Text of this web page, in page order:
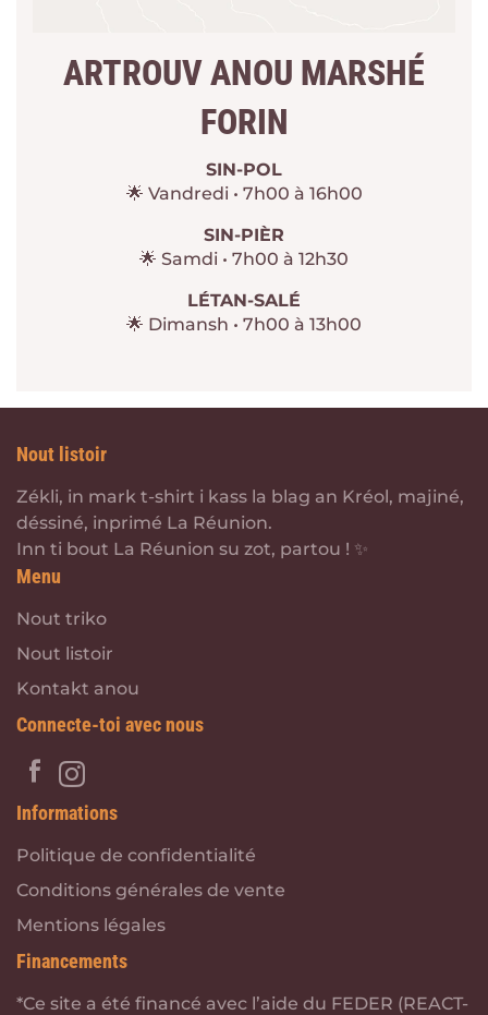
ARTROUV ANOU MARSHÉ
FORIN
SIN-POL
🌟 Vandredi • 7h00 à 16h00
SIN-PIÈR
🌟 Samdi • 7h00 à 12h30
LÉTAN-SALÉ
🌟 Dimansh • 7h00 à 13h00
Nout listoir
Zékli, in mark t-shirt i kass la blag an Kréol, majiné,
déssiné, inprimé La Réunion.
Inn ti bout La Réunion su zot, partou ! ✨
Menu
Nout triko
Nout listoir
Kontakt anou
Connecte-toi avec nous
Informations
Politique de confidentialité
Conditions générales de vente
Mentions légales
Financements
*Ce site a été financé avec l’aide du FEDER (REACT-